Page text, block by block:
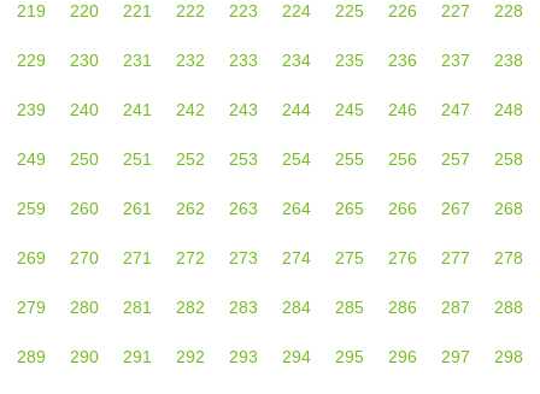
219 220 221 222 223 224 225 226 227 228
229 230 231 232 233 234 235 236 237 238
239 240 241 242 243 244 245 246 247 248
249 250 251 252 253 254 255 256 257 258
259 260 261 262 263 264 265 266 267 268
269 270 271 272 273 274 275 276 277 278
279 280 281 282 283 284 285 286 287 288
289 290 291 292 293 294 295 296 297 298